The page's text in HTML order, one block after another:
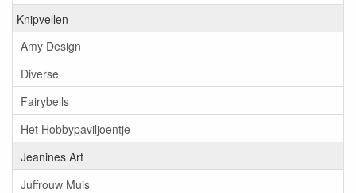
Knipvellen
Amy Design
Diverse
Fairybells
Het Hobbypaviljoentje
Jeanines Art
Juffrouw Muis